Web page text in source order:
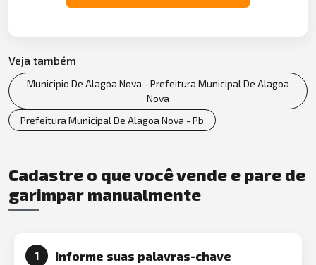
Veja também
Municipio De Alagoa Nova - Prefeitura Municipal De Alagoa
Nova
Prefeitura Municipal De Alagoa Nova - Pb
Cadastre o que você vende e pare de
garimpar manualmente
1 Informe suas palavras-chave